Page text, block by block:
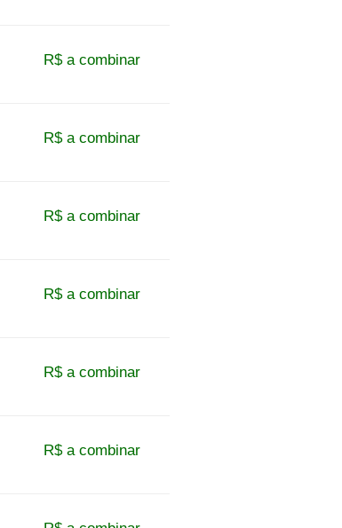
R$ a combinar
R$ a combinar
R$ a combinar
R$ a combinar
R$ a combinar
R$ a combinar